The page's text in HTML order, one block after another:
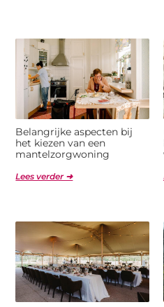
Belangrijke aspecten bij
het kiezen van een
mantelzorgwoning
Lees verder ➜